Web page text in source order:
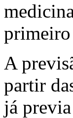
A
partir
já